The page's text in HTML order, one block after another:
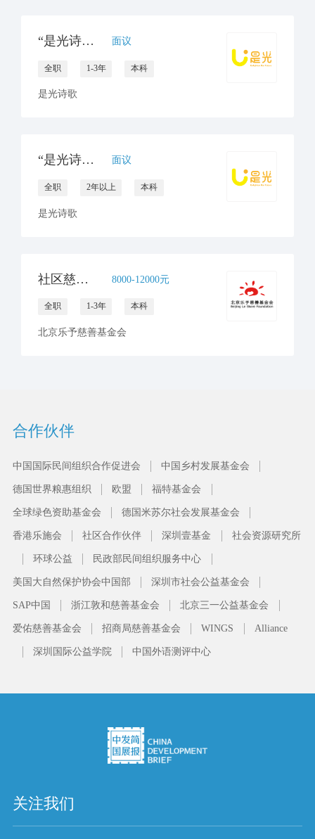
“是光诗歌”项目专员招聘 （云南大理） 面议
全职 1-3年 本科
是光诗歌
“是光诗歌”储备项目主管招聘（云南大理） 面议
全职 2年以上 本科
是光诗歌
社区慈善项目管理岗1名 8000-12000元
全职 1-3年 本科
北京乐予慈善基金会
合作伙伴
中国国际民间组织合作促进会 中国乡村发展基金会
德国世界粮惠组织 欧盟 福特基金会
全球绿色资助基金会 德国米苏尔社会发展基金会
香港乐施会 社区合作伙伴 深圳壹基金 社会资源研究所
环球公益 民政部民间组织服务中心
美国大自然保护协会中国部 深圳市社会公益基金会
SAP中国 浙江敦和慈善基金会 北京三一公益基金会
爱佑慈善基金会 招商局慈善基金会 WINGS Alliance
深圳国际公益学院 中国外语测评中心
关注我们